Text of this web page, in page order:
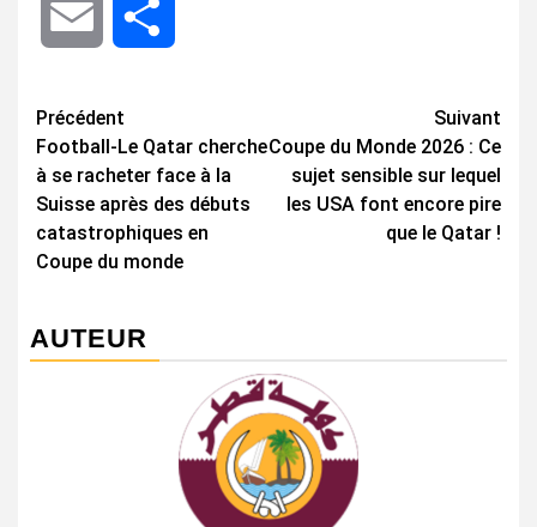
Email
Navigation
d’article
Précédent
Football-Le Qatar cherche
à se racheter face à la
Suisse après des débuts
catastrophiques en
Coupe du monde
Suivant
Coupe du Monde 2026 : Ce
sujet sensible sur lequel
les USA font encore pire
que le Qatar !
AUTEUR